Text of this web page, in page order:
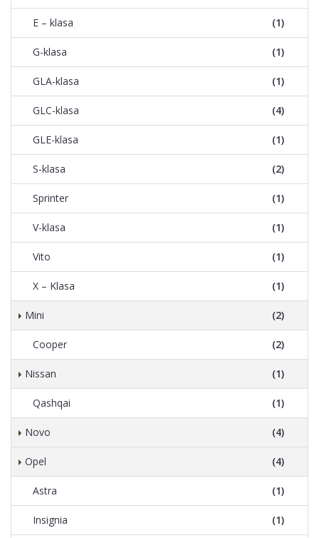
E – klasa (1)
G-klasa (1)
GLA-klasa (1)
GLC-klasa (4)
GLE-klasa (1)
S-klasa (2)
Sprinter (1)
V-klasa (1)
Vito (1)
X – Klasa (1)
Mini (2)
Cooper (2)
Nissan (1)
Qashqai (1)
Novo (4)
Opel (4)
Astra (1)
Insignia (1)